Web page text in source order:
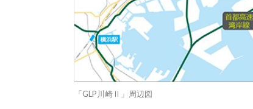
「GLP川崎Ⅱ」周辺図